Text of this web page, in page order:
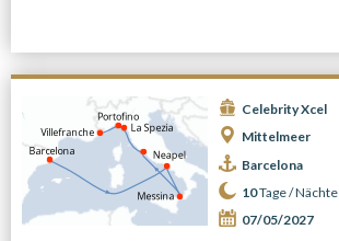
Celebrity Xcel
Mittelmeer
Barcelona
10Tage /Nächte
07/05/2027